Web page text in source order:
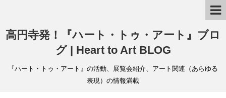
高円寺発！『ハート・トゥ・アート』ブロ
グ | Heart to Art BLOG
『ハート・トゥ・アート』の活動、展覧会紹介、アート関連（あらゆる
表現）の情報満載